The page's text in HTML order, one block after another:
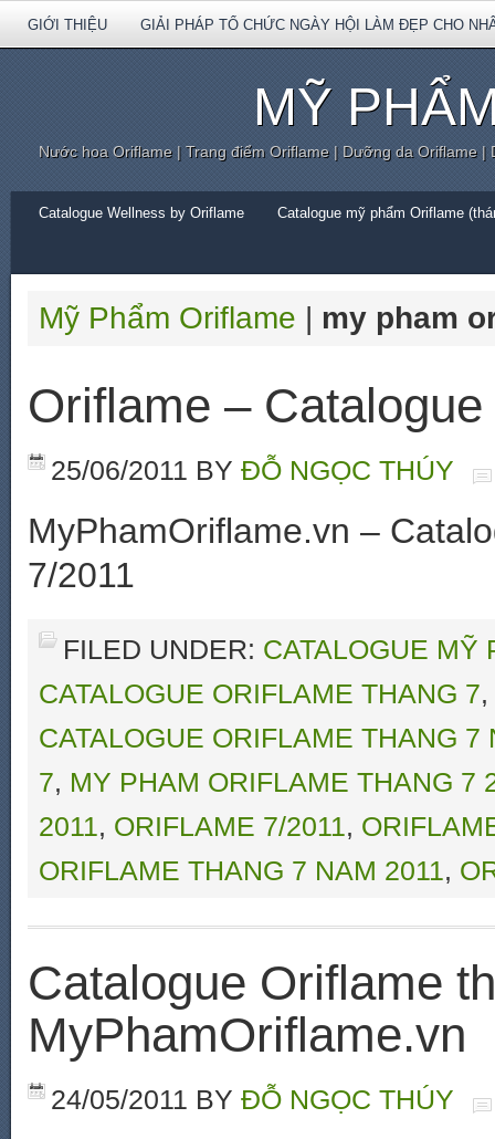
GIỚI THIỆU GIẢI PHÁP TỔ CHỨC NGÀY HỘI LÀM ĐẸP CHO
MỸ
Nước hoa Oriflame | Trang điểm Oriflame | Dưỡng da Oriflame
Catalogue Wellness by Oriflame Catalogue mỹ phẩm Oriflame
Mỹ Phẩm Oriflame | my pham
Oriflame –
25/06/2011 BY ĐỖ NGỌC THÚY
MyPhamOriflame.vn –
7/2011
FILED UNDER: CATALOGUE MỸ
CATALOGUE ORIFLAME THANG 7,
CATALOGUE ORIFLAME THANG 7
7, MY PHAM ORIFLAME THANG 7
2011, ORIFLAME 7/2011,
ORIFLAME THANG 7 NAM 2011,
Catalogue Oriflame
MyPhamOriflame.vn
24/05/2011 BY ĐỖ NGỌC THÚY